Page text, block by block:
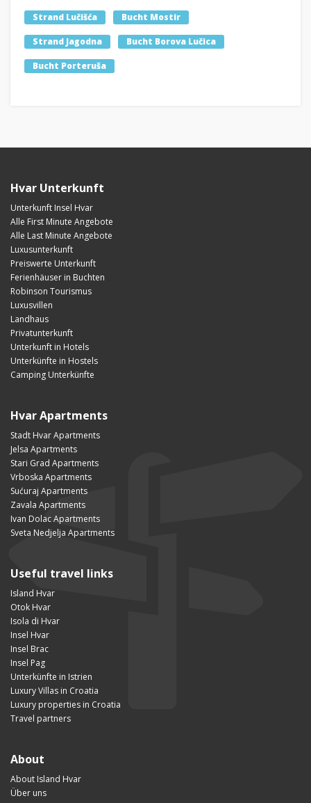
Strand Lučišća Bucht Mostir
Strand Jagodna Bucht Borova Lučica
Bucht Porteruša
Hvar Unterkunft
Unterkunft Insel Hvar
Alle First Minute Angebote
Alle Last Minute Angebote
Luxusunterkunft
Preiswerte Unterkunft
Ferienhäuser in Buchten
Robinson Tourismus
Luxusvillen
Landhaus
Privatunterkunft
Unterkunft in Hotels
Unterkünfte in Hostels
Camping Unterkünfte
Hvar Apartments
Stadt Hvar Apartments
Jelsa Apartments
Stari Grad Apartments
Vrboska Apartments
Sućuraj Apartments
Zavala Apartments
Ivan Dolac Apartments
Sveta Nedjelja Apartments
Useful travel links
Island Hvar
Otok Hvar
Isola di Hvar
Insel Hvar
Insel Brac
Insel Pag
Unterkünfte in Istrien
Luxury Villas in Croatia
Luxury properties in Croatia
Travel partners
About
About Island Hvar
Über uns